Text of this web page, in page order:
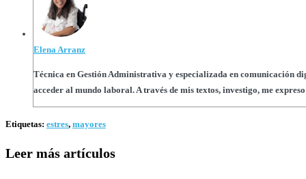
Elena Arranz
Técnica en Gestión Administrativa y especializada en comunicación
acceder al mundo laboral. A través de mis textos, investigo, me
Etiquetas: estres, mayores
Leer más artículos